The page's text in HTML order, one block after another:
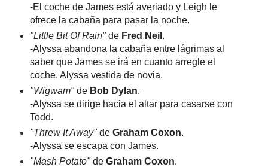
-El coche de James está averiado y Leigh le
ofrece la cabaña para pasar la noche.
"Little Bit Of Rain"de Fred Neil .
-Alyssa abandona la cabaña entre lágrimas al
saber que James se irá en cuanto arregle el
coche. Alyssa vestida de novia.
"Wigwam"de Bob Dylan.
-Alyssa se dirige hacia el altar para casarse con
Todd.
"Threw It Away"de Graham Coxon.
-Alyssa se escapa con James.
"Mash Potato"de Graham Coxon.